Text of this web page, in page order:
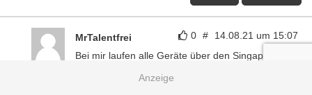
0 # 14.08.21 um 15:07
MrTalentfrei
Bei mir laufen alle Geräte über den Singapur